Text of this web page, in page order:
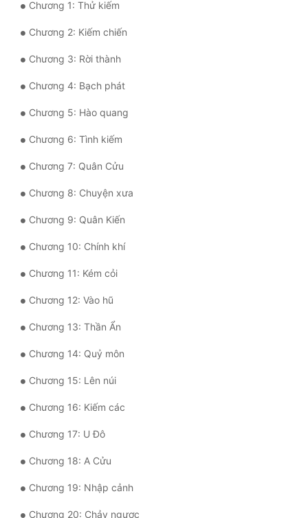
Nữ Cường
Nữ Phụ
Phong Thủy - Tâm Linh
Phương Tây
Phản Phái
Quan Trường
Chương 1: Thử kiếm
Chương 2: Kiếm chiến
Chương 3: Rời thành
Chương 4: Bạch phát
Chương 5: Hào quang
Chương 6: Tình kiếm
Chương 7: Quân Cửu
Chương 8: Chuyện xưa
Chương 9: Quân Kiến
Chương 10: Chính khí
Chương 11: Kém cỏi
Chương 12: Vào hũ
Chương 13: Thần Ẩn
Chương 14: Quỷ môn
Chương 15: Lên núi
Chương 16: Kiếm các
Chương 17: U Đô
Chương 18: A Cửu
Chương 19: Nhập cảnh
Chương 20: Chảy ngược